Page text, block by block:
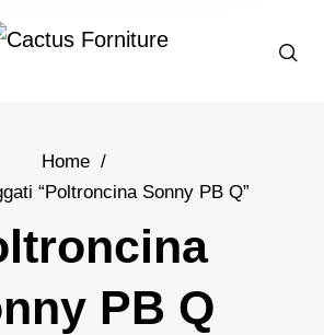
Home /
“Poltroncina Sonny PB Q”
PB Q